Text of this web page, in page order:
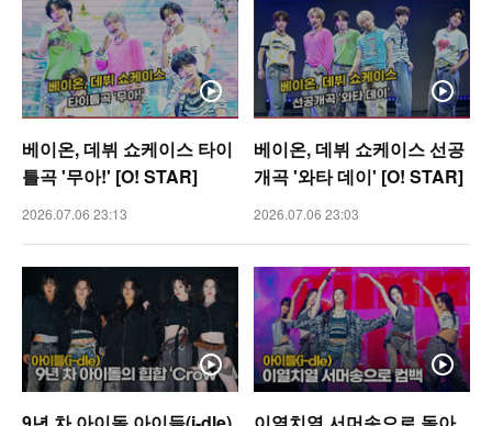
베이온, 데뷔 쇼케이스 타이
틀곡 '무아!' [O! STAR]
2026.07.06 23:13
베이온, 데뷔 쇼케이스 선공
개곡 '와타 데이' [O! STAR]
2026.07.06 23:03